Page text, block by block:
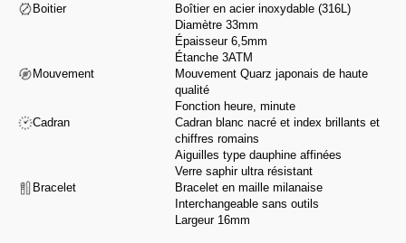
Boitier
Boîtier en acier inoxydable (316L)
Diamètre 33mm
Épaisseur 6,5mm
Étanche 3ATM
Mouvement
Mouvement Quarz japonais de haute
qualité
Fonction heure, minute
Cadran
Cadran blanc nacré et index brillants et
chiffres romains
Aiguilles type dauphine affinées
Verre saphir ultra résistant
Bracelet
Bracelet en maille milanaise
Interchangeable sans outils
Largeur 16mm